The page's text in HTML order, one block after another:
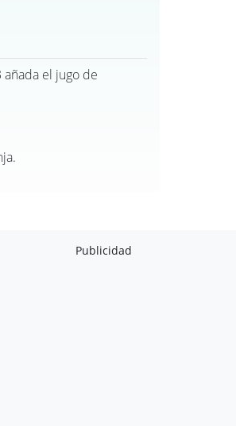
el jugo de
Publicidad